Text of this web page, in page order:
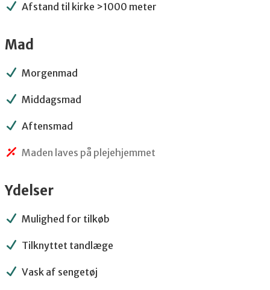
Afstand til kirke >1000 meter
Mad
Morgenmad
Middagsmad
Aftensmad
Maden laves på plejehjemmet
Ydelser
Mulighed for tilkøb
Tilknyttet tandlæge
Vask af sengetøj